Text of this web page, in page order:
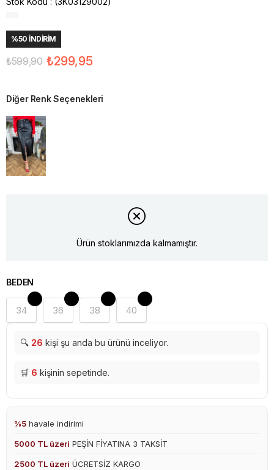
%50 İNDIRIM
₺599,90 ₺299,95
Diğer Renk Seçenekleri
Ürün stoklarımızda kalmamıştır.
BEDEN
34 36 38 40
🔍 26 kişi şu anda bu ürünü inceliyor.
🛒 6 kişinin sepetinde.
%5 havale indirimi
5000 TL üzeri PEŞİN FİYATINA 3 TAKSİT
2500 TL üzeri ÜCRETSİZ KARGO